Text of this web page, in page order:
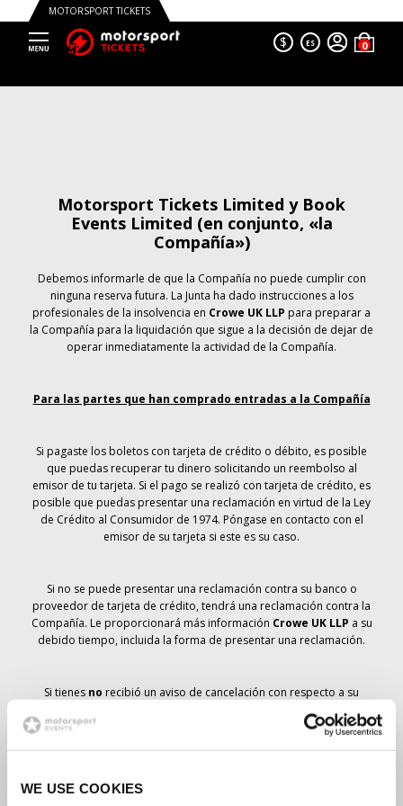
WE USE COOKIES
MOTORSPORT TICKETS
$ ES
Motorsport Tickets Limited y Book
Events Limited (en conjunto, «la
Compañía»)
Debemos informarle de que la Compañía no puede cumplir con
ninguna reserva futura. La Junta ha dado instrucciones a los
profesionales de la insolvencia en Crowe UK LLP para preparar a
la Compañía para la liquidación que sigue a la decisión de dejar de
operar inmediatamente la actividad de la Compañía.
Para las partes que han comprado entradas a la Compañía
Si pagaste los boletos con tarjeta de crédito o débito, es posible
que puedas recuperar tu dinero solicitando un reembolso al
emisor de tu tarjeta. Si el pago se realizó con tarjeta de crédito, es
posible que puedas presentar una reclamación en virtud de la Ley
de Crédito al Consumidor de 1974. Póngase en contacto con el
emisor de su tarjeta si este es su caso.
Si no se puede presentar una reclamación contra su banco o
proveedor de tarjeta de crédito, tendrá una reclamación contra la
Compañía. Le proporcionará más información Crowe UK LLP a su
debido tiempo, incluida la forma de presentar una reclamación.
Si tienes no recibió un aviso de cancelación con respecto a su
pedido de entradas, su reserva no se ha cancelado y se prevé que
recibirá las entradas que ha pedido a su debido tiempo. La